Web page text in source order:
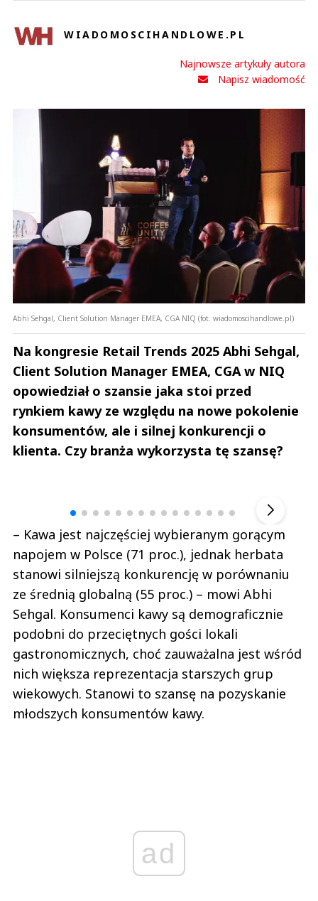
WIADOMOSCIHANDLOWE.PL
Najnowsze artykuły autora
Napisz wiadomość
Abhi Sehgal, Client Solution Manager EMEA, CGA NIQ (fot. wiadomoscihandlowe.pl)
Na kongresie Retail Trends 2025 Abhi Sehgal,
Client Solution Manager EMEA, CGA w NIQ
opowiedział o szansie jaka stoi przed
rynkiem kawy ze względu na nowe pokolenie
konsumentów, ale i silnej konkurencji o
klienta. Czy branża wykorzysta tę szansę?
– Kawa jest najczęściej wybieranym gorącym
napojem w Polsce (71 proc.), jednak herbata
stanowi silniejszą konkurencję w porównaniu
ze średnią globalną (55 proc.) – mowi Abhi
Sehgal. Konsumenci kawy są demograficznie
podobni do przeciętnych gości lokali
gastronomicznych, choć zauważalna jest wśród
nich większa reprezentacja starszych grup
wiekowych. Stanowi to szansę na pozyskanie
młodszych konsumentów kawy.
ad